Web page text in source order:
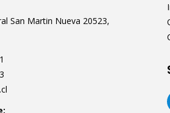
San Martin Nueva 20523,